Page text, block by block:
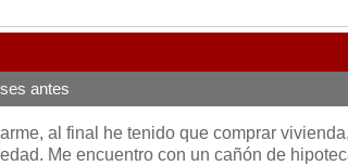
antes
al final he tenido que comprar
Me encuentro con un cañón de